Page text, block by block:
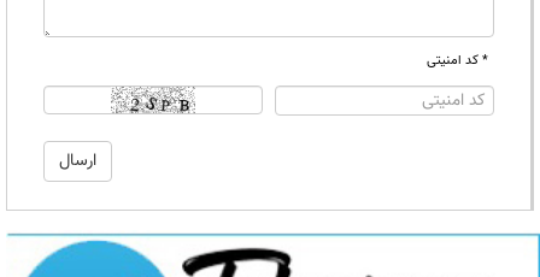
* کد امنیتی